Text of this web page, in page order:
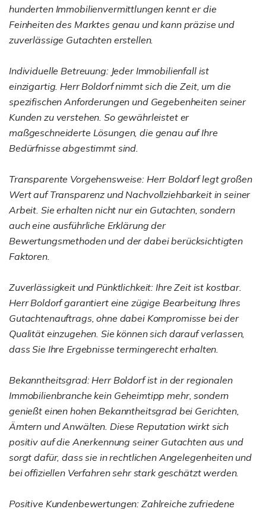
hunderten Immobilienvermittlungen kennt er die
Feinheiten des Marktes genau und kann präzise und
zuverlässige Gutachten erstellen.
Individuelle Betreuung: Jeder Immobilienfall ist
einzigartig. Herr Boldorf nimmt sich die Zeit, um die
spezifischen Anforderungen und Gegebenheiten seiner
Kunden zu verstehen. So gewährleistet er
maßgeschneiderte Lösungen, die genau auf Ihre
Bedürfnisse abgestimmt sind.
Transparente Vorgehensweise: Herr Boldorf legt großen
Wert auf Transparenz und Nachvollziehbarkeit in seiner
Arbeit. Sie erhalten nicht nur ein Gutachten, sondern
auch eine ausführliche Erklärung der
Bewertungsmethoden und der dabei berücksichtigten
Faktoren.
Zuverlässigkeit und Pünktlichkeit: Ihre Zeit ist kostbar.
Herr Boldorf garantiert eine zügige Bearbeitung Ihres
Gutachtenauftrags, ohne dabei Kompromisse bei der
Qualität einzugehen. Sie können sich darauf verlassen,
dass Sie Ihre Ergebnisse termingerecht erhalten.
Bekanntheitsgrad: Herr Boldorf ist in der regionalen
Immobilienbranche kein Geheimtipp mehr, sondern
genießt einen hohen Bekanntheitsgrad bei Gerichten,
Ämtern und Anwälten. Diese Reputation wirkt sich
positiv auf die Anerkennung seiner Gutachten aus und
sorgt dafür, dass sie in rechtlichen Angelegenheiten und
bei offiziellen Verfahren sehr stark geschätzt werden.
Positive Kundenbewertungen: Zahlreiche zufriedene